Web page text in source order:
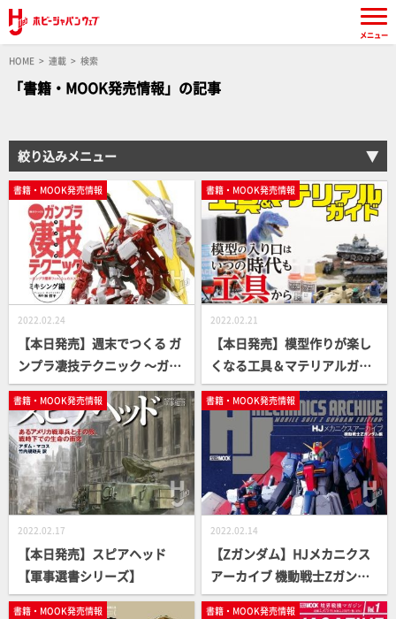
HOME 連載 検索
「書籍・MOOK発売情報」の記事
絞り込みメニュー
書籍・MOOK発売情報
2022.02.24
【本日発売】週末でつくる ガ
ンプラ凄技テクニック ～ガン
プラ簡単フィニッシュのスス
メ～ミキシング編【ガンプラ
HowTo MOOK】
書籍・MOOK発売情報
2022.02.21
【本日発売】模型作りが楽し
くなる工具＆マテリアルガイ
ド【月刊工具】
書籍・MOOK発売情報
2022.02.17
【本日発売】スピアヘッド
【軍事選書シリーズ】
書籍・MOOK発売情報
2022.02.14
【Zガンダム】HJメカニクス
アーカイブ 機動戦士Zガンダ
ム編【本日発売】
書籍・MOOK発売情報 書籍・MOOK発売情報
メニュー